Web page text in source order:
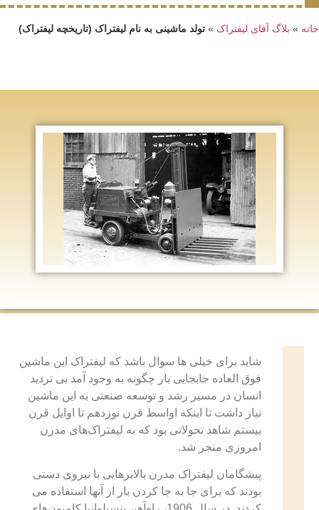
خانه » بلاگ آقای لیفتراک » تولد ماشینی به نام لیفتراک (تاریخچه لیفتراک)
شاید برای خیلی ها سوال باشد که لیفتراک این ماشین
فوق العاده جابجایی بار چگونه به وجود آمد بی تردید
انسان در مسیر رشد و توسعه صنعتی به این ماشین
نیاز داشت تا اینکه اواسط قرن نوزدهم تا اوایل قرن
بیستم شاهد تحولاتی بود که به لیفتراک‌های مدرن
امروزی منجر شد.
پیشگامان لیفتراک مدرن بالابرهایی با نیروی دستی
بودند که برای جا به جا کردن بار از آنها استفاده می